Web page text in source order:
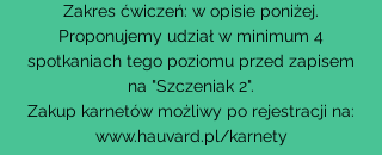
Zakres ćwiczeń: w opisie poniżej.
Proponujemy udział w minimum 4
spotkaniach tego poziomu przed zapisem
na "Szczeniak 2".
Zakup karnetów możliwy po rejestracji na:
www.hauvard.pl/karnety